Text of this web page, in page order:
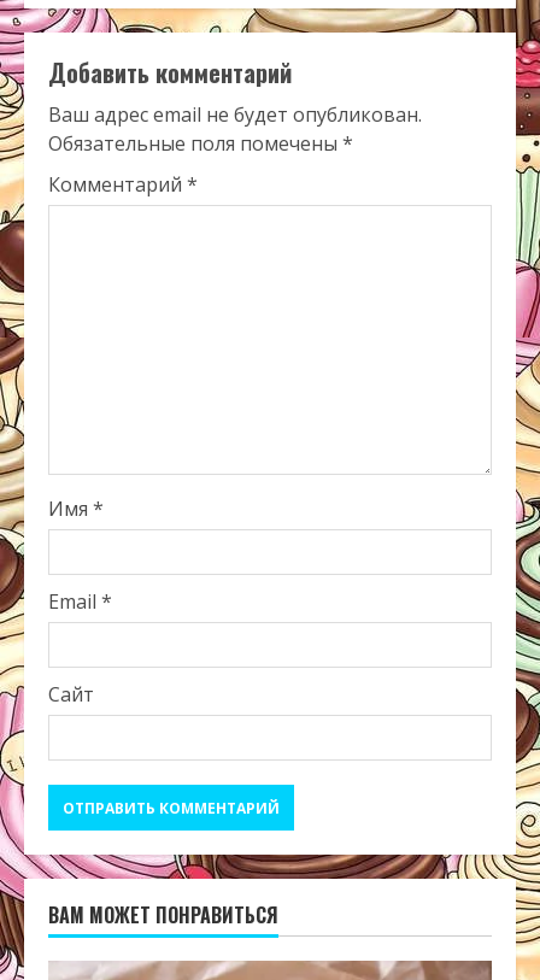
Добавить комментарий
Ваш адрес email не будет опубликован.
Обязательные поля помечены *
Комментарий *
Имя *
Email *
Сайт
ВАМ МОЖЕТ ПОНРАВИТЬСЯ